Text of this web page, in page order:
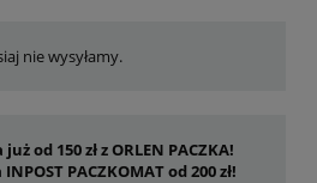
nie wysyłamy.
od 150 zł z ORLEN PACZKA!
PACZKOMAT od 200 zł!